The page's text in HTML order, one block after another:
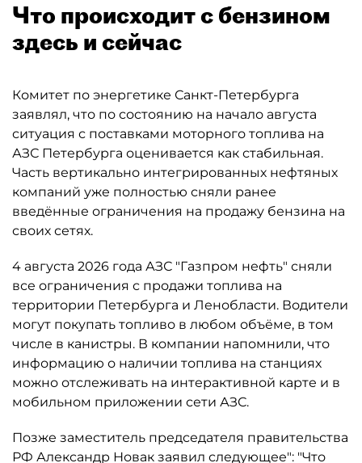
Что происходит с бензином
здесь и сейчас
Комитет по энергетике Санкт-Петербурга
заявлял, что по состоянию на начало августа
ситуация с поставками моторного топлива на
АЗС Петербурга оценивается как стабильная.
Часть вертикально интегрированных нефтяных
компаний уже полностью сняли ранее
введённые ограничения на продажу бензина на
своих сетях.
4 августа 2026 года АЗС "Газпром нефть" сняли
все ограничения с продажи топлива на
территории Петербурга и Ленобласти. Водители
могут покупать топливо в любом объёме, в том
числе в канистры. В компании напомнили, что
информацию о наличии топлива на станциях
можно отслеживать на интерактивной карте и в
мобильном приложении сети АЗС.
Позже заместитель председателя правительства
РФ Александр Новак заявил следующее": "Что